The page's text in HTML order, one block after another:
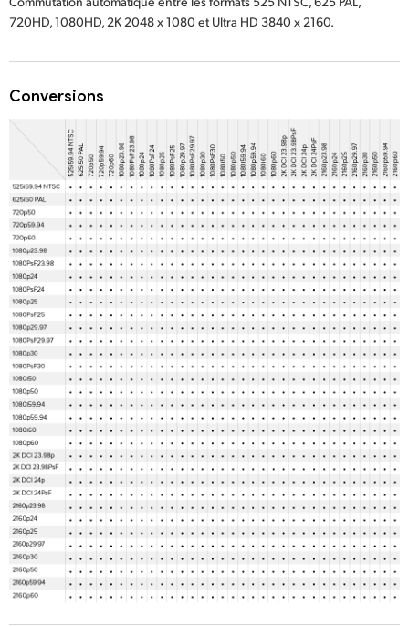
720HD, 1080HD, 2K 2048 x 1080 et Ultra HD 3840 x 2160.
Conversions